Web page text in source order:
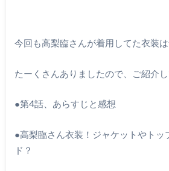
今回も高梨臨さんが着用してた衣装
たーくさんありましたので、ご紹介
●第4話、あらすじと感想
●高梨臨さん衣装！ジャケットやトッ
ド？